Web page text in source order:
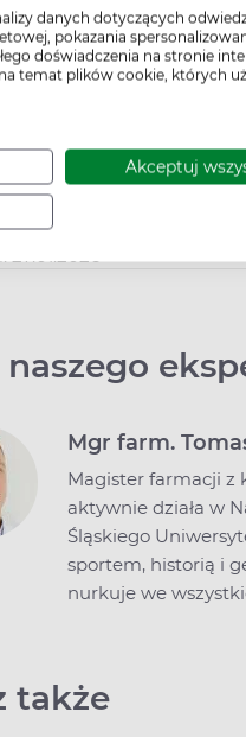
danych dotyczących
pokazania
doświadczenia na stronie
temat plików cookie, których
Akceptuj
bezpieczny
ciąży, bez kamicy i
dawce może
jako dodatek, najlepiej
telekonsultację z
naszego
Mgr farm.
Magister farmacji z
aktywnie działa w
Śląskiego
sportem, historią i
nurkuje we
także